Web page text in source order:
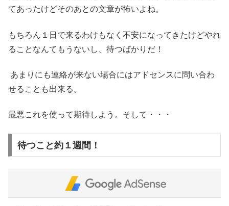
てあったけどそのあとの文章が怖いよね。
もちろん１日で来るわけもなく不安になってきたけどやれ
ることなんてもうないし、待つばかりだ！
あまりにも連絡が来ない場合にはアドセンスに問い合わ
せることも出来る。
最悪これを使って期待しよう。そして・・・
待つこと約１週間！